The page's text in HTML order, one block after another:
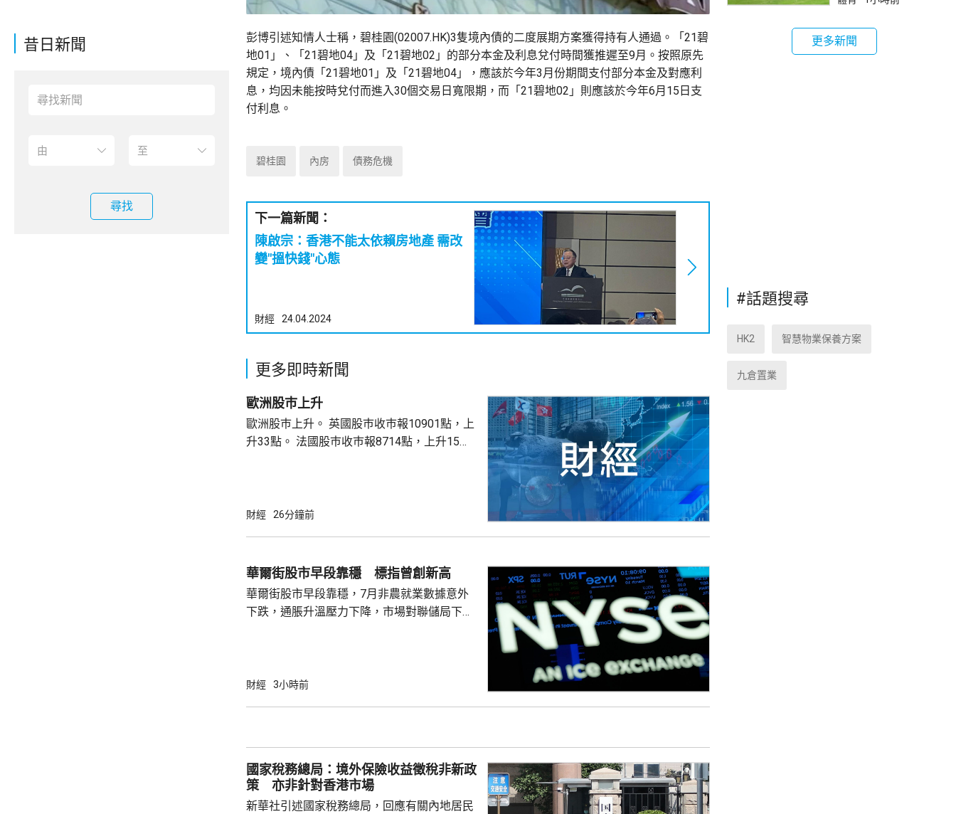
昔日新聞
尋找
彭博引述知情人士稱，碧桂園(02007.HK)3隻境內債的二度展期方案獲得持有人通過。「21碧
地01」、「21碧地04」及「21碧地02」的部分本金及利息兌付時間獲推遲至9月。按照原先
規定，境內債「21碧地01」及「21碧地04」，應該於今年3月份期間支付部分本金及對應利
息，均因未能按時兌付而進入30個交易日寬限期，而「21碧地02」則應該於今年6月15日支
付利息。
碧桂園 內房 債務危機
下一篇新聞：
陳啟宗：香港不能太依賴房地產 需改
變"搵快錢"心態
財經 24.04.2024
更多即時新聞
歐洲股巿上升
歐洲股巿上升。 英國股巿收巿報10901點，上
升33點。 法國股巿收巿報8714點，上升15
財經 26分鐘前
華爾街股市早段靠穩 標指曾創新高
華爾街股市早段靠穩，7月非農就業數據意外
下跌，通脹升溫壓力下降，市場對聯儲局下月
53965點，升80點； 標準普爾500指數報7737
財經 3小時前
國家稅務總局：境外保險收益徵稅非新政
策 亦非針對香港市場
新華社引述國家稅務總局，回應有關內地居民
更多新聞
#話題搜尋
HK2 智慧物業保養方案
九倉置業